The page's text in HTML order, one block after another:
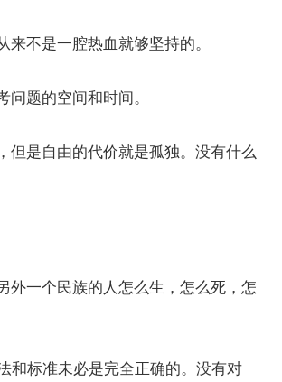
来不是一腔热血就够坚持的。
问题的空间和时间。
但是自由的代价就是孤独。没有什么
外一个民族的人怎么生，怎么死，怎
和标准未必是完全正确的。没有对